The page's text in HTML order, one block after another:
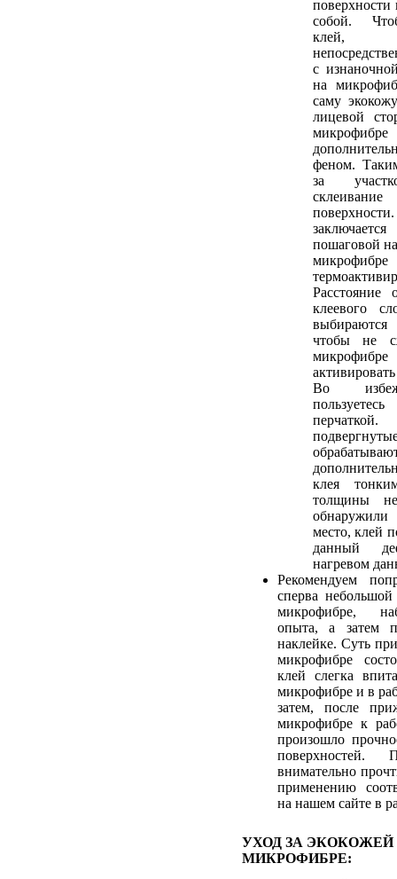
собой.
клей,
с
на
саму
лицевой
микрофибре
феном.
за
пошаговой
клеевого
чтобы не
Во
клея
толщины
место, клей
данный
нагревом
Рекомендуем
сперва
микрофибре,
опыта, а затем
наклейке. Суть
микрофибре
клей слегка
микрофибре и в
затем, после
микрофибре к
произошло
поверхностей.
внимательно
применению
на нашем сайте в
УХОД ЗА ЭКОКОЖЕЙ
МИКРОФИБРЕ: